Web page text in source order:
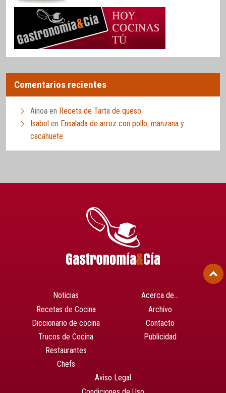
Comentarios recientes
Ainoa en Receta de Tarta de queso
Isabel en Ensalada de arroz con pollo, manzana y
cacahuete
Noticias
Recetas de Cocina
Diccionario de cocina
Trucos de Cocina
Restaurantes
Chefs
Acerca de…
Archivo
Contacto
Publicidad
Aviso Legal